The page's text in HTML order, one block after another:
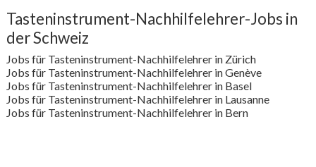
Tasteninstrument-Nachhilfelehrer-Jobs in
der Schweiz
Jobs für Tasteninstrument-Nachhilfelehrer in Zürich
Jobs für Tasteninstrument-Nachhilfelehrer in Genève
Jobs für Tasteninstrument-Nachhilfelehrer in Basel
Jobs für Tasteninstrument-Nachhilfelehrer in Lausanne
Jobs für Tasteninstrument-Nachhilfelehrer in Bern